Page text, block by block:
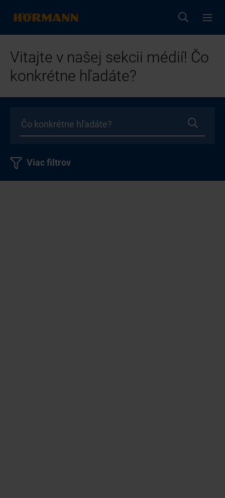
Vitajte v našej sekcii médií! Čo
konkrétne hľadáte?
Viac filtrov